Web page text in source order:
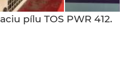
pílu TOS PWR 412.